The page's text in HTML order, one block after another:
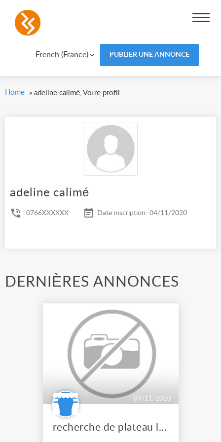
French (France) PUBLIER UNE ANNONCE
Home » adeline calimé, Votre profil
adeline calimé
0766XXXXXX Date inscription: 04/11/2020
DERNIÈRES ANNONCES
04/11/2020
recherche de plateau lumière son